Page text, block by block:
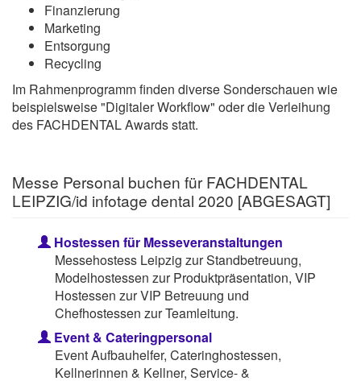
Finanzierung
Marketing
Entsorgung
Recycling
Im Rahmenprogramm finden diverse Sonderschauen wie
beispielsweise "Digitaler Workflow" oder die Verleihung
des FACHDENTAL Awards statt.
Messe Personal buchen für FACHDENTAL
LEIPZIG/id infotage dental 2020 [ABGESAGT]
Hostessen für Messeveranstaltungen
Messehostess Leipzig zur Standbetreuung,
Modelhostessen zur Produktpräsentation, VIP
Hostessen zur VIP Betreuung und
Chefhostessen zur Teamleitung.
Event & Cateringpersonal
Event Aufbauhelfer, Cateringhostessen,
Kellnerinnen & Kellner, Service- &